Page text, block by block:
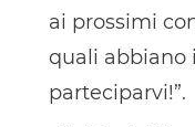
ai prossimi
quali abbiano
parteciparvi!”.